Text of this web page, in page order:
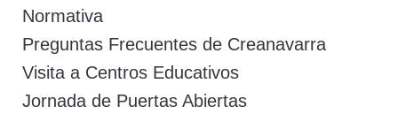
Normativa
Preguntas Frecuentes de Creanavarra
Visita a Centros Educativos
Jornada de Puertas Abiertas